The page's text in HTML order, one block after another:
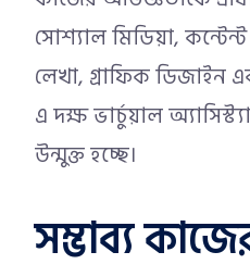
সোশ্যাল মিডিয়া,
লেখা, গ্রাফিক ডিজাইন
এ দক্ষ ভার্চুয়াল
উন্মুক্ত হচ্ছে।
সম্ভাব্য